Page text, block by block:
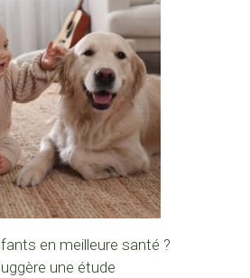
en meilleure santé ?
une étude